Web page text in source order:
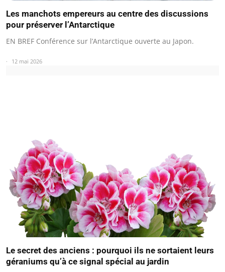
Les manchots empereurs au centre des discussions
pour préserver l’Antarctique
EN BREF Conférence sur l’Antarctique ouverte au Japon.
12 mai 2026
Le secret des anciens : pourquoi ils ne sortaient leurs
géraniums qu’à ce signal spécial au jardin